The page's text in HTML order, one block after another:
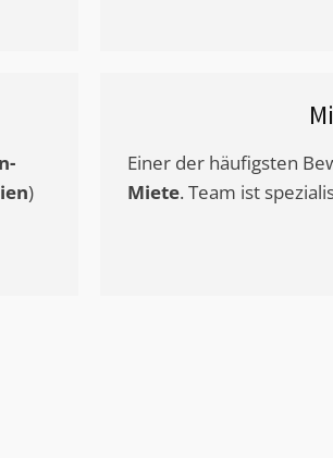
)
Einer der häufigsten
Miete. Team ist